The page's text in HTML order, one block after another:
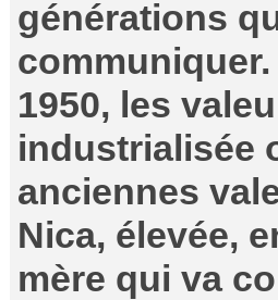
générations
1950, les
industrialisée
anciennes
Nica, élevée,
mère qui va